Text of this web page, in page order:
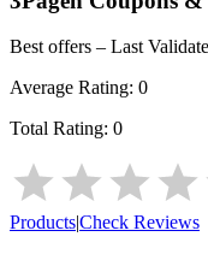
Best offers – Last
Average Rating: 0
Total Rating: 0
Products|Check Reviews